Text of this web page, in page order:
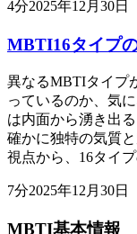
4分2025年12月30日
MBTI16タイプ
異なるMBTIタイプ
っているのか、気
は内面から湧き出
確かに独特の気質
視点から、16タイ
7分2025年12月30日
MBTI基本情報